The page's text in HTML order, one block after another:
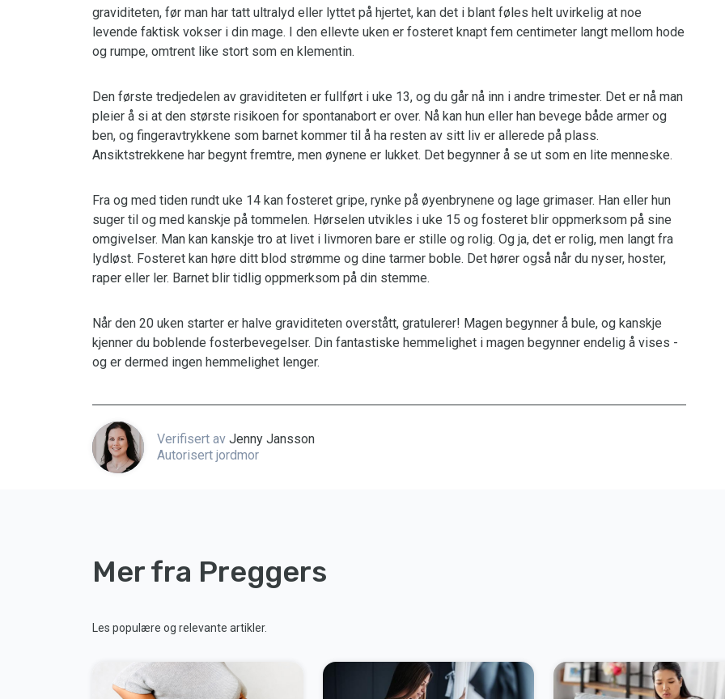
graviditeten, før man har tatt ultralyd eller lyttet på hjertet, kan det i blant føles helt uvirkelig at noe
levende faktisk vokser i din mage. I den ellevte uken er fosteret knapt fem centimeter langt mellom hode
og rumpe, omtrent like stort som en klementin.
Den første tredjedelen av graviditeten er fullført i uke 13, og du går nå inn i andre trimester. Det er nå man
pleier å si at den største risikoen for spontanabort er over. Nå kan hun eller han bevege både armer og
ben, og fingeravtrykkene som barnet kommer til å ha resten av sitt liv er allerede på plass.
Ansiktstrekkene har begynt fremtre, men øynene er lukket. Det begynner å se ut som en lite menneske.
Fra og med tiden rundt uke 14 kan fosteret gripe, rynke på øyenbrynene og lage grimaser. Han eller hun
suger til og med kanskje på tommelen. Hørselen utvikles i uke 15 og fosteret blir oppmerksom på sine
omgivelser. Man kan kanskje tro at livet i livmoren bare er stille og rolig. Og ja, det er rolig, men langt fra
lydløst. Fosteret kan høre ditt blod strømme og dine tarmer boble. Det hører også når du nyser, hoster,
raper eller ler. Barnet blir tidlig oppmerksom på din stemme.
Når den 20 uken starter er halve graviditeten overstått, gratulerer! Magen begynner å bule, og kanskje
kjenner du boblende fosterbevegelser. Din fantastiske hemmelighet i magen begynner endelig å vises -
og er dermed ingen hemmelighet lenger.
Verifisert av Jenny Jansson
Autorisert jordmor
Mer fra Preggers
Les populære og relevante artikler.